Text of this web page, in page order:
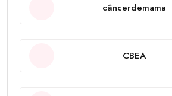
câncerdemama
CBEA